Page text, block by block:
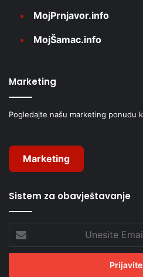
MojPrnjavor.info
MojŠamac.info
Marketing
Pogledajte našu marketing ponudu
Marketing
Sistem za obavještavanje
Email
adresu